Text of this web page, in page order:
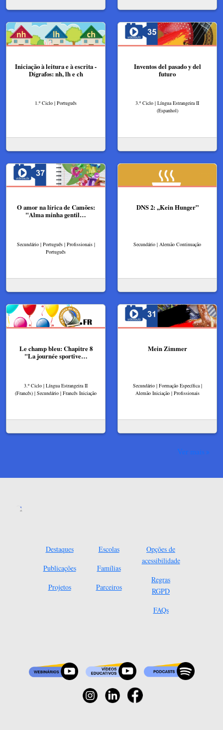
Iniciação à leitura e à escrita -
Dígrafos: nh, lh e ch
1.º Ciclo | Português
Inventos del pasado y del
futuro
3.º Ciclo | Língua Estrangeira II
(Espanhol)
O amor na lírica de Camões:
"Alma minha gentil…
Secundário | Português | Profissionais |
Português
DNS 2: ,,Kein Hunger”
Secundário | Alemão Continuação
Le champ bleu: Chapitre 8
"La journée sportive…
3.º Ciclo | Língua Estrangeira II
(Francês) | Secundário | Francês Iniciação
Mein Zimmer
Secundário | Formação Específica |
Alemão Iniciação | Profissionais
Ver mais
Destaques
Publicações
Projetos
Escolas
Famílias
Parceiros
Opções de
acessibilidade
Regras
RGPD
FAQs